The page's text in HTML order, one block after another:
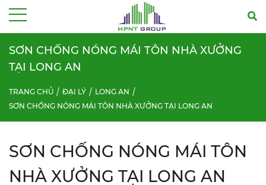
SƠN CHỐNG NÓNG MÁI TÔN NHÀ XƯỞNG
TẠI LONG AN
TRANG CHỦ ĐẠI LÝ
LONG AN
SƠN CHỐNG NÓNG MÁI TÔN NHÀ XƯỞNG TẠI LONG AN
SƠN CHỐNG NÓNG MÁI TÔN
NHÀ XƯỞNG TẠI LONG AN